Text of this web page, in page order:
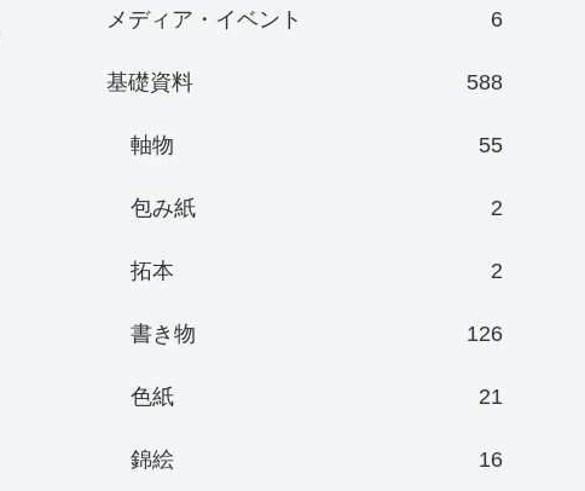
メディア・イベント 6
基礎資料 588
軸物 55
包み紙 2
拓本 2
書き物 126
色紙 21
錦絵 16